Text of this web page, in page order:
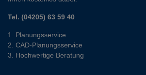
Tel. (04205) 63 59 40
Planungsservice
CAD-Planungsservice
Hochwertige Beratung